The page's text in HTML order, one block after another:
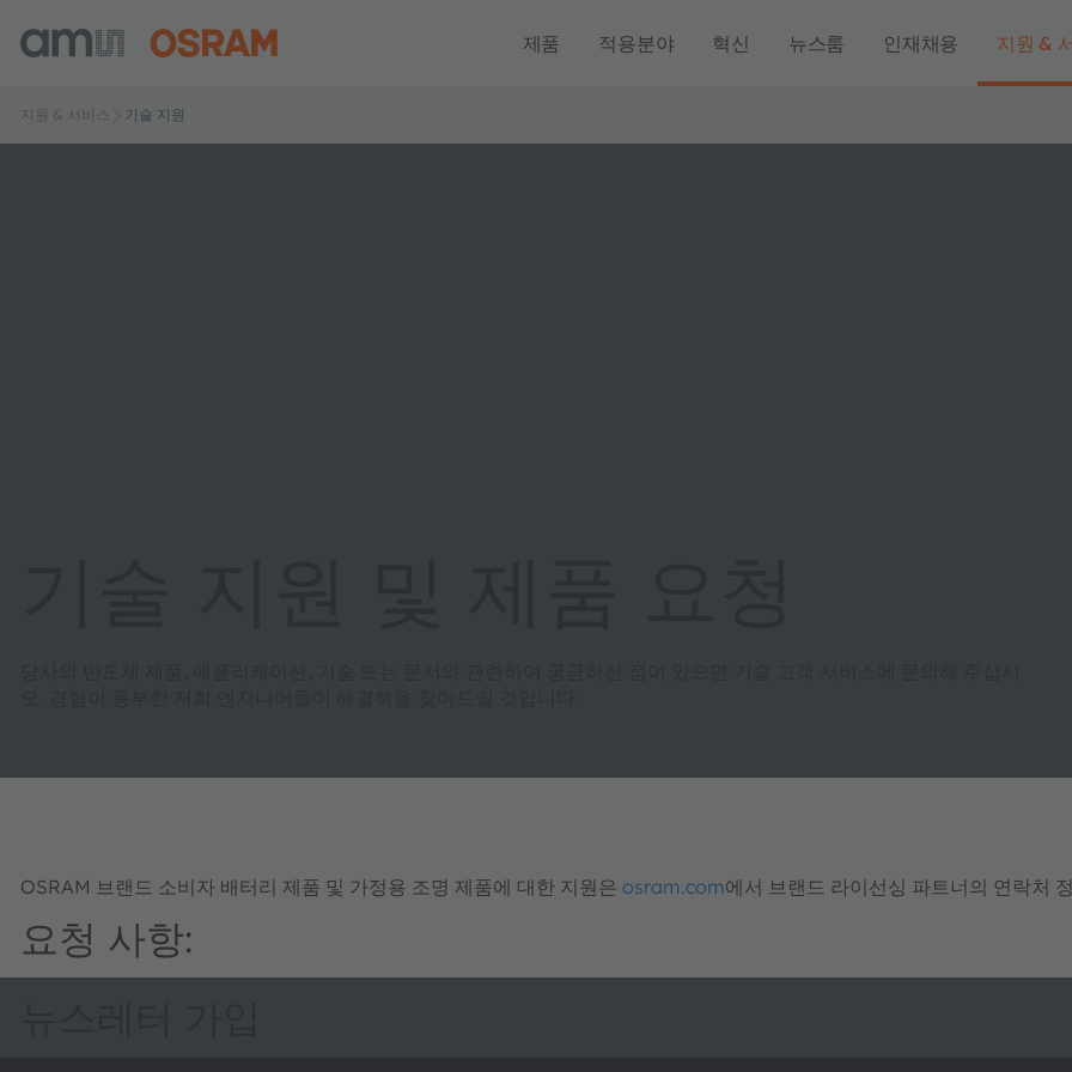
제품 적용분야 혁신 뉴스룸 인재채용 지원 &
지원 & 서비스 기술 지원
OSRAM 브랜드 소비자 배터리 제품 및 가정용 조명 제품에 대한 지원은 osram.com에서 브랜드 라이선싱 파트너의 연락처
요청 사항: